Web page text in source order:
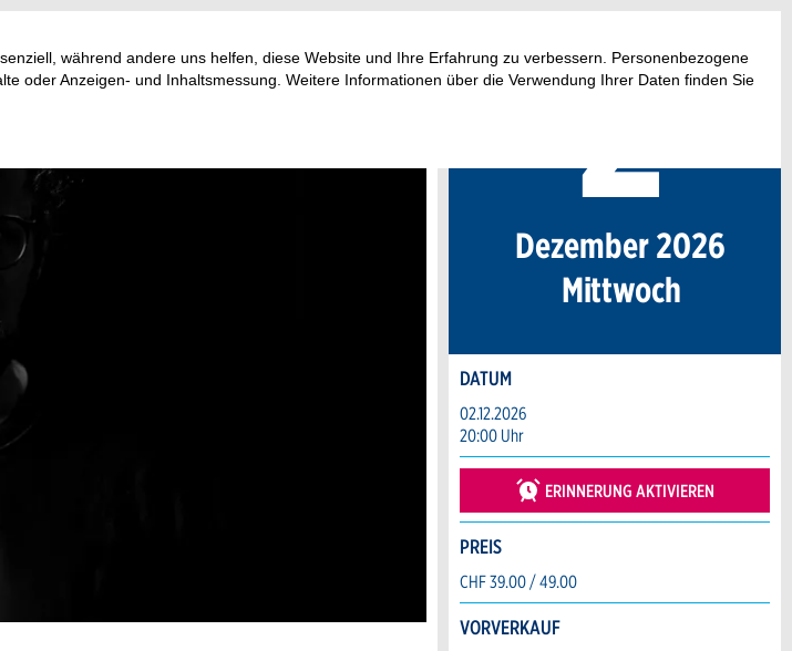
während andere uns helfen, diese Website und Ihre Erfahrung zu verbessern. Personenbezogene
oder Anzeigen- und Inhaltsmessung. Weitere Informationen über die Verwendung Ihrer Daten finden Sie
Mittwoch
2
. Dezember 2026
DATUM
02.12.2026
20:00 Uhr
ERINNERUNG AKTIVIEREN
PREIS
CHF 39.00 / 49.00
VORVERKAUF